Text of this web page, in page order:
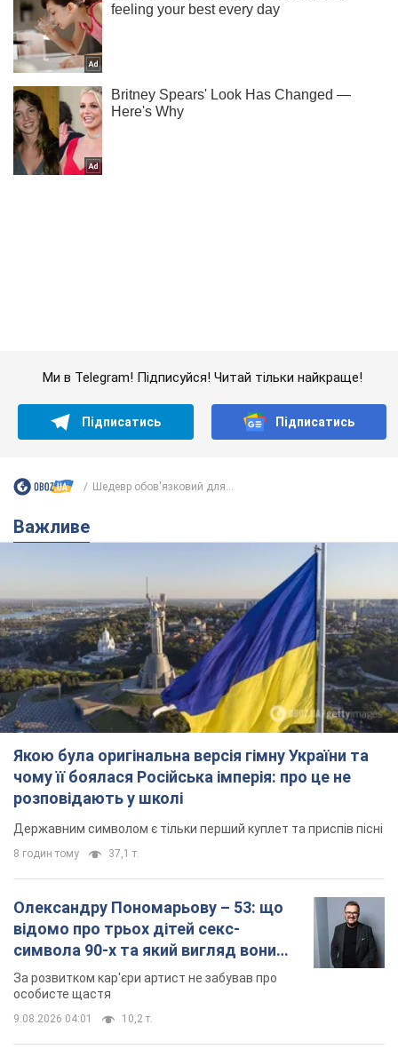
Якою була оригінальна версія гімну України та
чому її боялася Російська імперія: про це не
розповідають у школі
Державним символом є тільки перший куплет та приспів пісні
8 годин тому 37,1 т.
Олександру Пономарьову – 53: що
відомо про трьох дітей секс-
символа 90-х та який вигляд вони
мають
За розвитком кар'єри артист не забував про
долари 1996 року: чи приймають
обмінники та банки такі купюри
приймають старі долари